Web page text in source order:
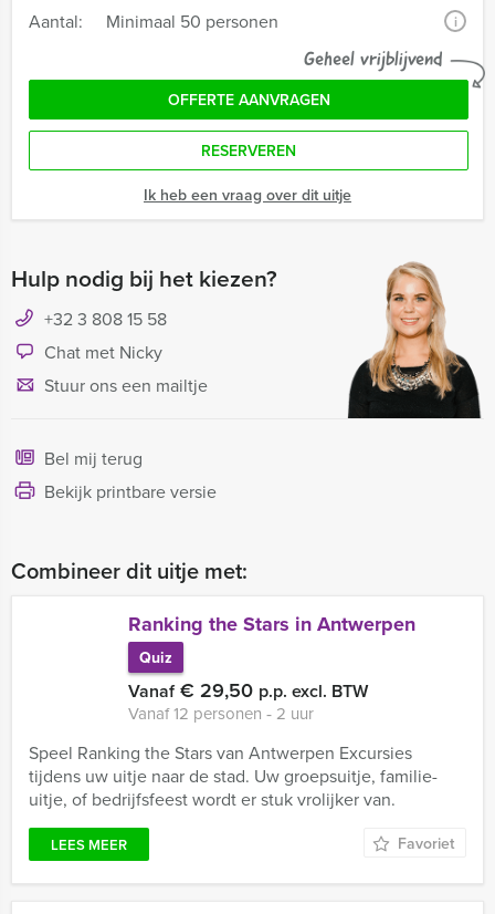
Aantal: Minimaal 50 personen i
Geheel vrijblijvend
OFFERTE AANVRAGEN
RESERVEREN
Ik heb een vraag over dit uitje
Hulp nodig bij het kiezen?
+32 3 808 15 58
Chat met Nicky
Stuur ons een mailtje
Bel mij terug
Bekijk printbare versie
Combineer dit uitje met:
Ranking the Stars in Antwerpen
Quiz
Vanaf€ 29,50 p.p. excl. BTW
Vanaf 12 personen ‐ 2 uur
Speel Ranking the Stars van Antwerpen Excursies
tijdens uw uitje naar de stad. Uw groepsuitje, familie-
uitje, of bedrijfsfeest wordt er stuk vrolijker van.
LEES MEER Favoriet